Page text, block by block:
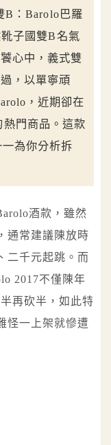
B：Barolo巴羅
子國雙B名氣
心中，義式雙
，以單寧頑
，近期卻在
門商品。這款
為你分析拆
酒款，雖然
通常建議陳放時
二千元起跳。而
2017不僅陳年
再砍半，如此特
怪一上架就慘遭